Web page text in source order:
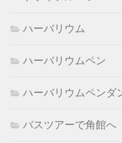
ハーバリウム
ハーバリウムペン
ハーバリウムペンダ
バスツアーで角館へ